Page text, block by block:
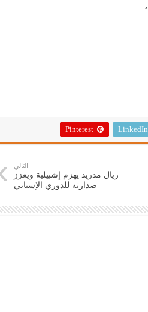
وفاز أيضا دنفر ناجيتس على أوكلاهوما سيتي ثاندر 122-117،
LinkedIn
Pinterest
التالي
ريال مدريد يهزم إشبيلية ويعزز
صدارته للدوري الإسباني